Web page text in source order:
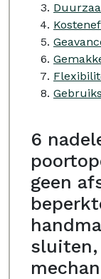
6
geen
sluiten,